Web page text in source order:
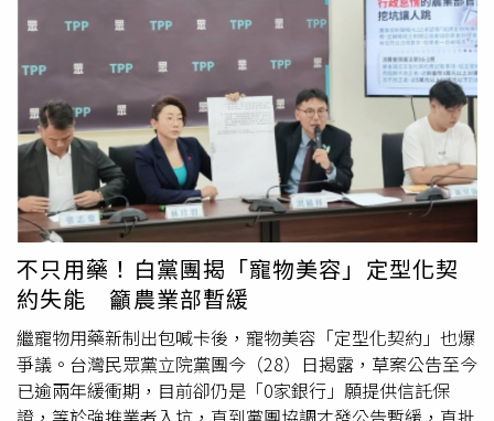
到底有沒有偷拍，發生這種事情就不敢再去了。」隨著案件
越演越烈，大批消費者也開始串聯自救。據了解，目前已有
近百名消費者成立自救會，透過LINE群組集結疑似受害
者，後續不排除提起團體民事求償。根據《中時》引述自救
會委任律師李欣庭說法，目前除了持續統計受害人數外，也
可能結合民意代表協助發聲。由於刑事部分仍由檢方持續偵
辦，因此現階段會優先朝民事求償方向進行。李欣庭指出，
自救會目前主要主張人格權與隱私權遭侵害，因此會以精神
慰撫金作為求償重點。不過實際提告範圍與金額，仍需視後
續調查結果而定。她也強調，如果後續確認偷拍範圍涉及更
衣室、體雕室、診療空間等高度私密區域，情節恐怕會更加
嚴重；若未來甚至查出影像外流，相關賠償金額也可能大幅
提高。
她提到，有販售寵物保健品的業者分析她的商業模式，甚至
出現「租金40萬」、「看兩天店面就貿然開店」等說法，還
有人勸想頂讓的人先看她的財報。期間也有不少寵物美容業
者前來參觀頂讓空間，事後又在網路上評論一番。對於這些
聲音，潘慧如沒有否認經營上的現實壓力，但她更在意的是
理念被誤解。她表示，過去曾公開照護日常，包括24小時不
關籠、低照護比、全天候陪伴與回報毛孩動態等做法，卻曾
因此被同業嘲諷「就你們最會」。但如果連「溫柔對待動
物」都會被拿來取笑，她反而更加確定，自己堅持的方向是
對的。潘慧如也強調，寵物美容對她來說，不是單純「處理
一隻狗」，而是要理解牠、安撫牠、尊重牠。她要求美容師
夥伴的從來不只是技術，而是能不能溫柔、有沒有耐心，是
否真的把毛孩當成一個有情緒的生命看待。因此，她也特別
感謝一路並肩的美容師夥伴。這份信念也曾感動飼主。潘慧
如透露，有兩位原本只是客人的飼主，後來成為她的股東，
不只用藥！白黨團揭「寵物美容」定型化契
約失能 籲農業部暫緩
繼寵物用藥新制出包喊卡後，寵物美容「定型化契約」也爆
爭議。台灣民眾黨立院黨團今（28）日揭露，草案公告至今
已逾兩年緩衝期，目前卻仍是「0家銀行」願提供信託保